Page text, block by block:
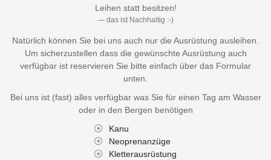
Leihen statt besitzen!
das ist Nachhaltig :-)
Natürlich können Sie bei uns auch nur die Ausrüstung ausleihen.
Um sicherzustellen dass die gewünschte Ausrüstung auch
verfügbar ist reservieren Sie bitte einfach über das Formular
unten.
Bei uns ist (fast) alles verfügbar was Sie für einen Tag am Wasser
oder in den Bergen benötigen
Kanu
Neoprenanzüge
Kletterausrüstung